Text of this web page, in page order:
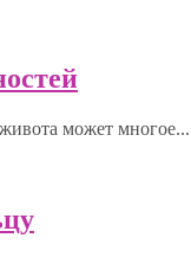
может многое...